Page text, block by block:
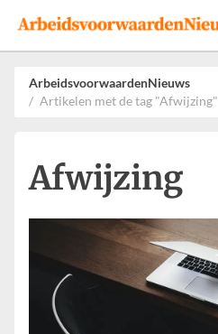
Events
Adverteren
Leveranciers
Werkgevers
ArbeidsvoorwaardenNieuws
Artikelen met de tag "Afwijzing"
Afwijzing